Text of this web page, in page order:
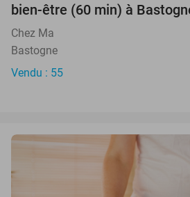
bien-être (60 min) à
Chez Ma
Bastogne
Vendu : 55